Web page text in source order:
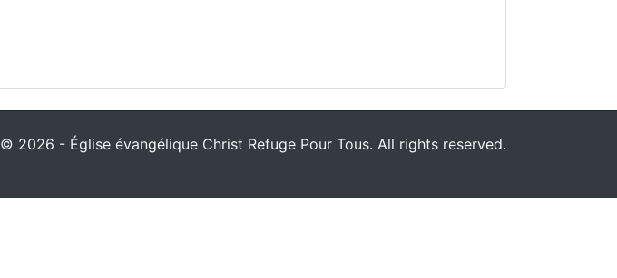
© 2026 - Église évangélique Christ Refuge Pour Tous. All rights reserved.